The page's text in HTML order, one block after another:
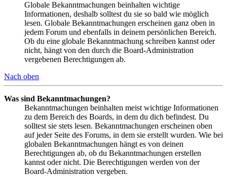
Globale Bekanntmachungen beinhalten wichtige
Informationen, deshalb solltest du sie so bald wie möglich
lesen. Globale Bekanntmachungen erscheinen ganz oben in
jedem Forum und ebenfalls in deinem persönlichen Bereich.
Ob du eine globale Bekanntmachung schreiben kannst oder
nicht, hängt von den durch die Board-Administration
vergebenen Berechtigungen ab.
Nach oben
Was sind Bekanntmachungen?
Bekanntmachungen beinhalten meist wichtige Informationen
zu dem Bereich des Boards, in dem du dich befindest. Du
solltest sie stets lesen. Bekanntmachungen erscheinen oben
auf jeder Seite des Forums, in dem sie erstellt wurden. Wie bei
globalen Bekanntmachungen hängt es von deinen
Berechtigungen ab, ob du Bekanntmachungen erstellen
kannst oder nicht. Die Berechtigungen werden von der
Board-Administration vergeben.